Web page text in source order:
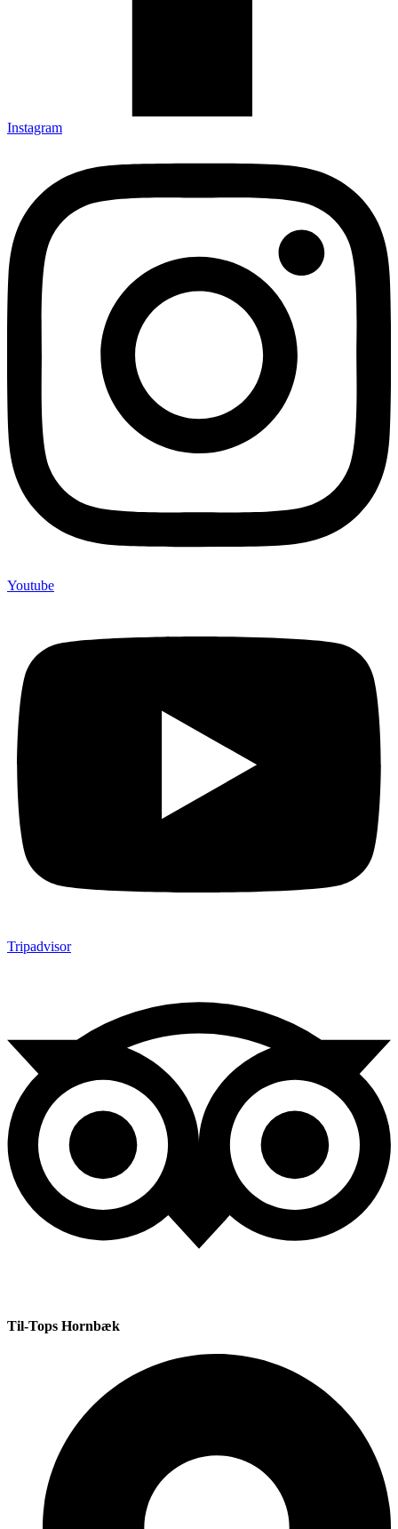
Instagram
Youtube
Tripadvisor
Til-Tops Hornbæk